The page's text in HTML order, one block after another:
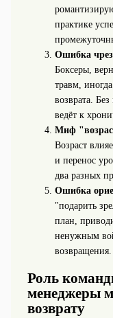
практике
Ошибка
Боксеры,
травм,
возврата.
ведёт к
Миф
Возраст
и перенос
два разных
Ошибка
"подарить
план,
ненужным
возвращения.
Роль
менеджеры
возврату